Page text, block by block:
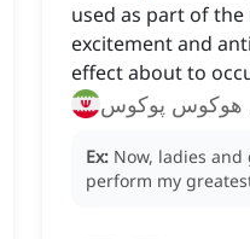
used as part of
excitement and
effect about to
هوکوس پوکوس
Ex: Now, ladies
perform my